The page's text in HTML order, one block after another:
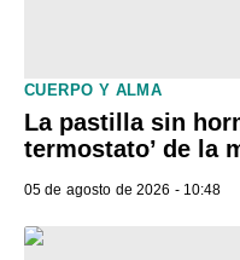
CUERPO Y ALMA
La pastilla sin
termostato’ de la
05 de agosto de 2026 - 10:48